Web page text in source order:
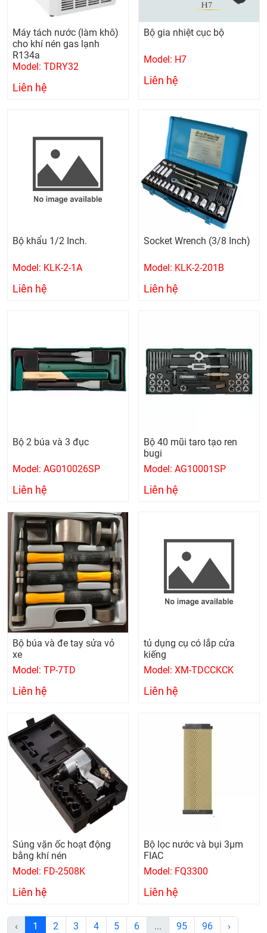
Máy tách nước (làm khô)
cho khí nén gas lạnh
R134a
Model: TDRY32
Liên hệ
Bộ gia nhiệt cục bộ
Model: H7
Liên hệ
Bộ khẩu 1/2 Inch.
Model: KLK-2-1A
Liên hệ
Socket Wrench (3/8 Inch)
Model: KLK-2-201B
Liên hệ
Bộ 2 búa và 3 đục
Model: AG010026SP
Liên hệ
Bộ 40 mũi taro tạo ren
bugi
Model: AG10001SP
Liên hệ
Bộ búa và đe tay sửa vỏ
xe
Model: TP-7TD
Liên hệ
tủ dụng cụ có lắp cửa
kiếng
Model: XM-TDCCKCK
Liên hệ
Súng vặn ốc hoạt động
bằng khí nén
Model: FD-2508K
Liên hệ
Bộ lọc nước và bụi 3µm
FIAC
Model: FQ3300
Liên hệ
‹ 1 2 3 4 5 6 ... 95 96 ›